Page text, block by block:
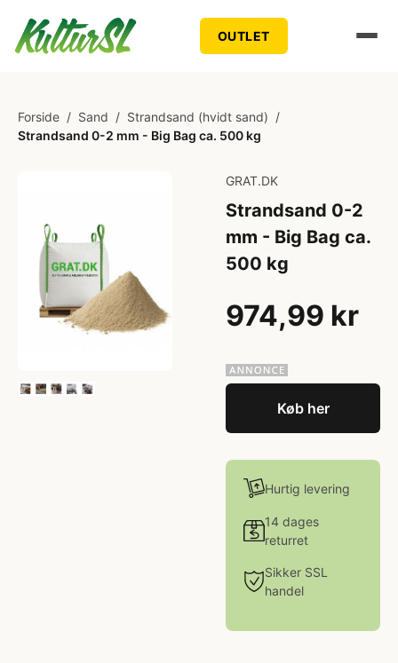
OUTLET
Forside / Sand / Strandsand (hvidt sand) /
Strandsand 0-2 mm - Big Bag ca. 500 kg
GRAT.DK
Strandsand 0-2
mm - Big Bag ca.
500 kg
974,99 kr
Køb her
Hurtig levering
14 dages
returret
Sikker SSL
handel